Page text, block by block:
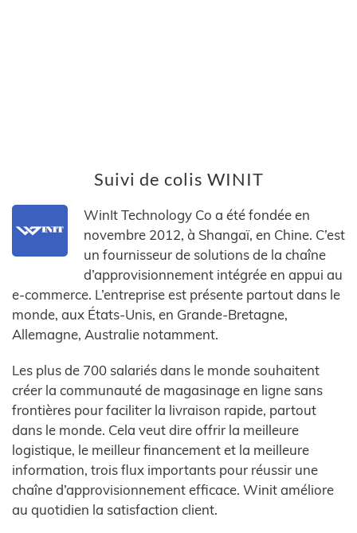
Suivi de colis WINIT
WinIt Technology Co a été fondée en
novembre 2012, à Shangaï, en Chine. C’est
un fournisseur de solutions de la chaîne
d’approvisionnement intégrée en appui au
e-commerce. L’entreprise est présente partout dans le
monde, aux États-Unis, en Grande-Bretagne,
Allemagne, Australie notamment.
Les plus de 700 salariés dans le monde souhaitent
créer la communauté de magasinage en ligne sans
frontières pour faciliter la livraison rapide, partout
dans le monde. Cela veut dire offrir la meilleure
logistique, le meilleur financement et la meilleure
information, trois flux importants pour réussir une
chaîne d’approvisionnement efficace. Winit améliore
au quotidien la satisfaction client.